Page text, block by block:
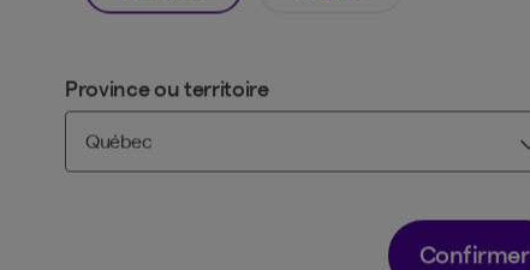
Hubert Bolduc
Province ou territoire
Confirmer